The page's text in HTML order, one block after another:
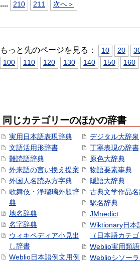
.... 210 211 次へ＞
もっと先のページを見る： 10 20
100
110 120 130 140 150 160
同じカテゴリーのほかの辞書
実用日本語表現辞典
文語活用形辞書
難読語辞典
外来語の言い換え提案
外国人名読み方字典
歌舞伎・浄瑠璃外題辞
典
地名辞典
名字辞典
ウィキペディア小見出
し辞書
Weblio日本語例文用例
デジタル大辞泉
丁寧表現の辞書
原色大辞典
物語要素事典
隠語大辞典
古典文学作品
駅名辞典
JMnedict
Wiktionary日本
（日本語カテ
Weblio実用類
Weblioシソー